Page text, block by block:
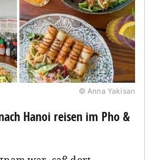
© Anna Yakisan
Hanoi reisen im Pho &